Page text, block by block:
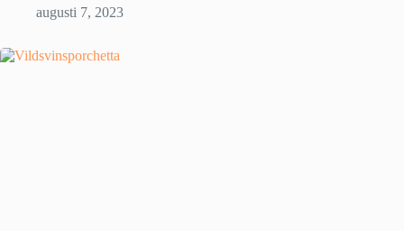
augusti 7, 2023